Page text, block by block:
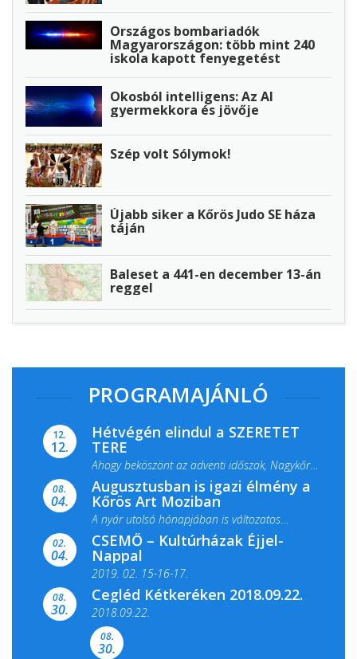
Országos bombariadók
Magyarországon: több mint 240
iskola kapott fenyegetést
Okosból intelligens: Az AI
gyermekkora és jövője
Szép volt Sólymok!
Újabb siker a Kőrös Judo SE háza
táján
Baleset a 441-en december 13-án
reggel
PROGRAMAJÁNLÓ
12.
12.
Hétvégén elindul a SZERETET
TERE
Ahogy beköszönt az adventi időszak, Nagykőrös
ismét megtelik ünnepi fénnyel és közös...
08.
04.
Augusztusban is igazi élmény a
Kőrös Art Moziban
A nyár utolsó hónapjában is változatos
filmkínálattal, családi...
02.
04.
CSEMŐ – Kultúrházak Éjjel-
Nappal
2019. 02. 15-16-17.
Színes és tartalmas programokkal várja a
Csemői Községi Könyvtár és...
08.
30.
Cegléd Kétkeréken 2018.09.22.
2018.09.22.
08.
30.